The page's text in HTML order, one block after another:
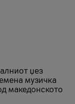
џез
музичка
македонското